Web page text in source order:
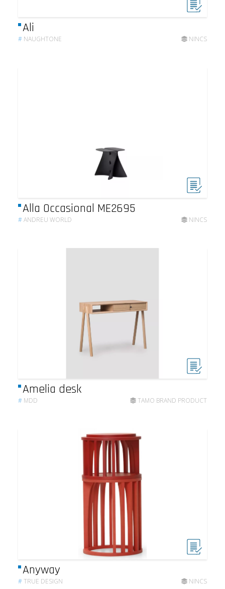
Ali
# NAUGHTONE NINCS
Alla Occasional ME2695
#ANDREU WORLD NINCS
Amelia desk
# MDD TAMO BRAND PRODUCT
Anyway
#TRUE DESIGN NINCS